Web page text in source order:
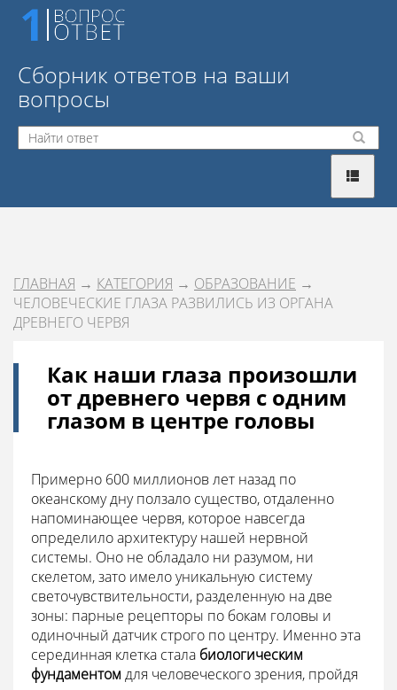
Сборник ответов на ваши
вопросы
ГЛАВНАЯ → КАТЕГОРИЯ → ОБРАЗОВАНИЕ →
ЧЕЛОВЕЧЕСКИЕ ГЛАЗА РАЗВИЛИСЬ ИЗ ОРГАНА
ДРЕВНЕГО ЧЕРВЯ
Как наши глаза произошли
от древнего червя с одним
глазом в центре головы
Примерно 600 миллионов лет назад по
океанскому дну ползало существо, отдаленно
напоминающее червя, которое навсегда
определило архитектуру нашей нервной
системы. Оно не обладало ни разумом, ни
скелетом, зато имело уникальную систему
светочувствительности, разделенную на две
зоны: парные рецепторы по бокам головы и
одиночный датчик строго по центру. Именно эта
серединная клетка стала биологическим
фундаментом для человеческого зрения, пройдя